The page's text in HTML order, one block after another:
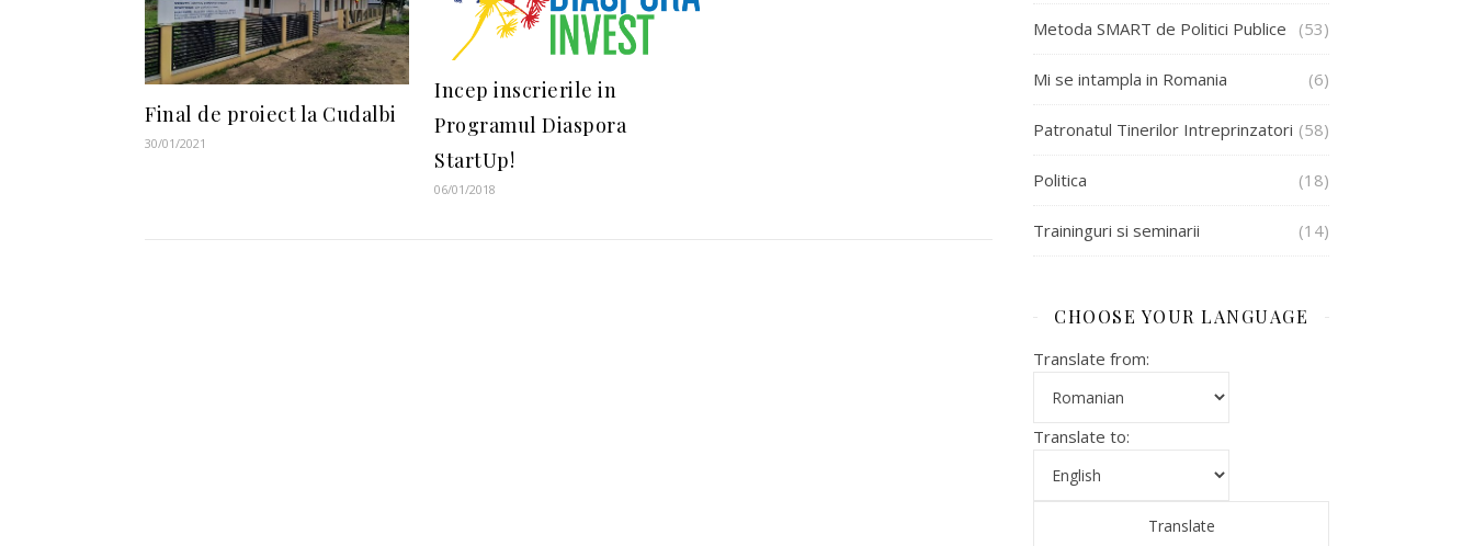
Final de proiect la Cudalbi
30/01/2021
Incep inscrierile in
Programul Diaspora
StartUp!
06/01/2018
Metoda SMART de Politici Publice (53)
Mi se intampla in Romania (6)
Patronatul Tinerilor Intreprinzatori (58)
Politica (18)
Traininguri si seminarii (14)
CHOOSE YOUR LANGUAGE
Translate from:
Translate to: